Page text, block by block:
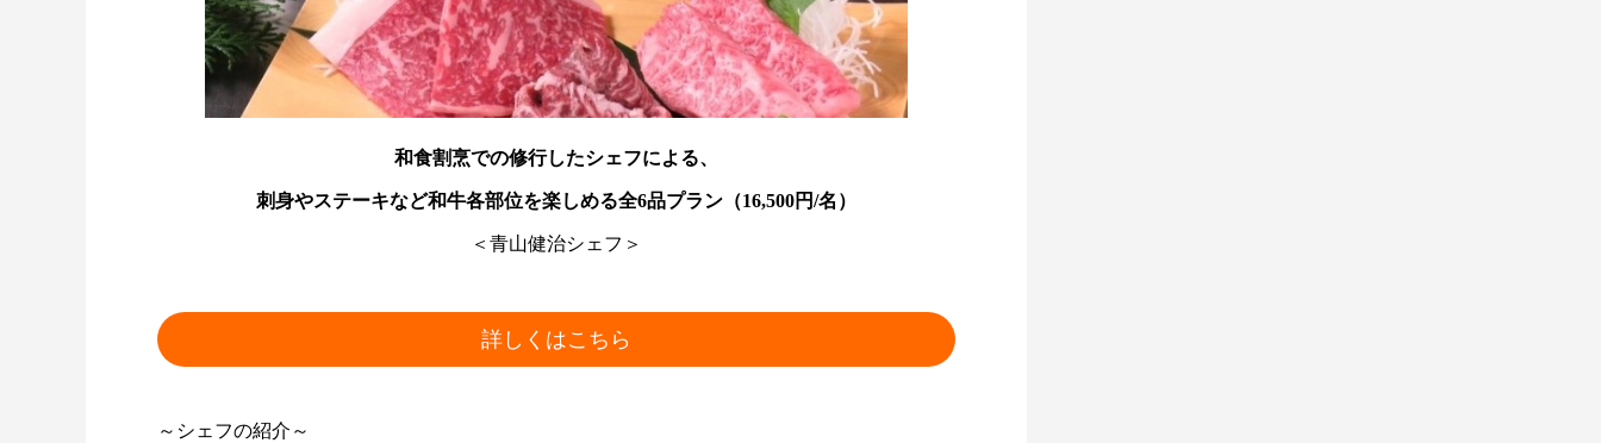
和食割烹での修行したシェフによる、
刺身やステーキなど和牛各部位を楽しめる全6品プラン（16,500円/名）
＜青山健治シェフ＞
詳しくはこちら
～シェフの紹介～